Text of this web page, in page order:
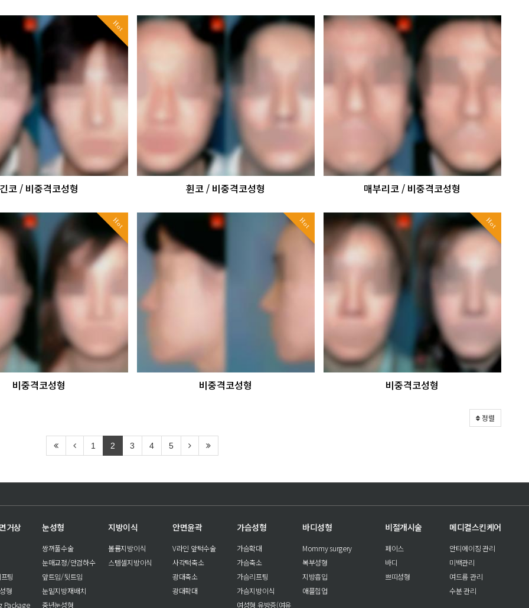
Hot
코 / 비중격코성형 휜코 / 비중격코성형 매부리코 / 비중격코성형
Hot
비중격코성형
Hot
비중격코성형
Hot
비중격코성형
정렬
1 2 3 4 5
거상
팅
형
Package
눈성형
쌍꺼풀수술
눈매교정/안검하수
앞트임/뒷트임
눈밑지방재배치
중년눈성형
지방이식
볼륨지방이식
스템셀지방이식
안면윤곽
V라인 앞턱수술
사각턱축소
광대축소
광대확대
가슴성형
가슴확대
가슴축소
가슴리프팅
가슴지방이식
여성형 유방증(여유
바디성형
Mommy surgery
복부성형
지방흡입
애플힙업
비절개시술
페이스
바디
쁘띠성형
메디컬스킨케어
안티에이징 관리
미백관리
여드름 관리
수분 관리